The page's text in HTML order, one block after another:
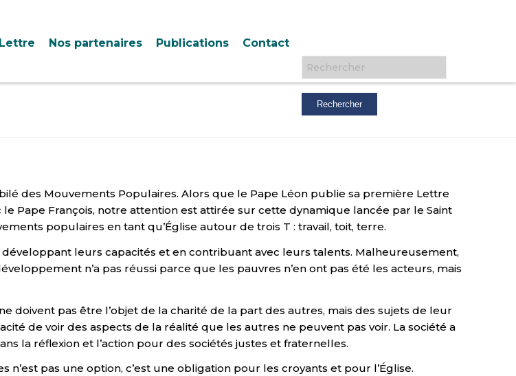
Nos partenaires Publications Contact
Rechercher :
des Mouvements Populaires. Alors que le Pape Léon publie sa première Lettre
Pape François, notre attention est attirée sur cette dynamique lancée par le Saint
populaires en tant qu’Église autour de trois T : travail, toit, terre.
leurs capacités et en contribuant avec leurs talents. Malheureusement,
n’a pas réussi parce que les pauvres n’en ont pas été les acteurs, mais
doivent pas être l’objet de la charité de la part des autres, mais des sujets de leur
de voir des aspects de la réalité que les autres ne peuvent pas voir. La société a
la réflexion et l’action pour des sociétés justes et fraternelles.
pas une option, c’est une obligation pour les croyants et pour l’Église.